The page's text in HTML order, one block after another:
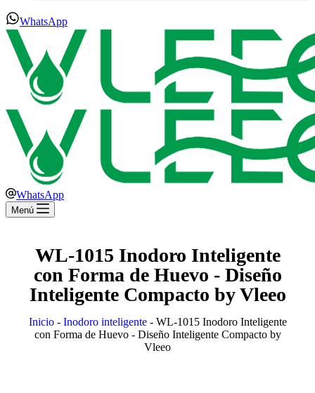
WhatsApp
WhatsApp
Menú
WL-1015 Inodoro Inteligente
con Forma de Huevo - Diseño
Inteligente Compacto by Vleeo
Inicio- Inodoro inteligente- WL-1015 Inodoro Inteligente
con Forma de Huevo - Diseño Inteligente Compacto by
Vleeo